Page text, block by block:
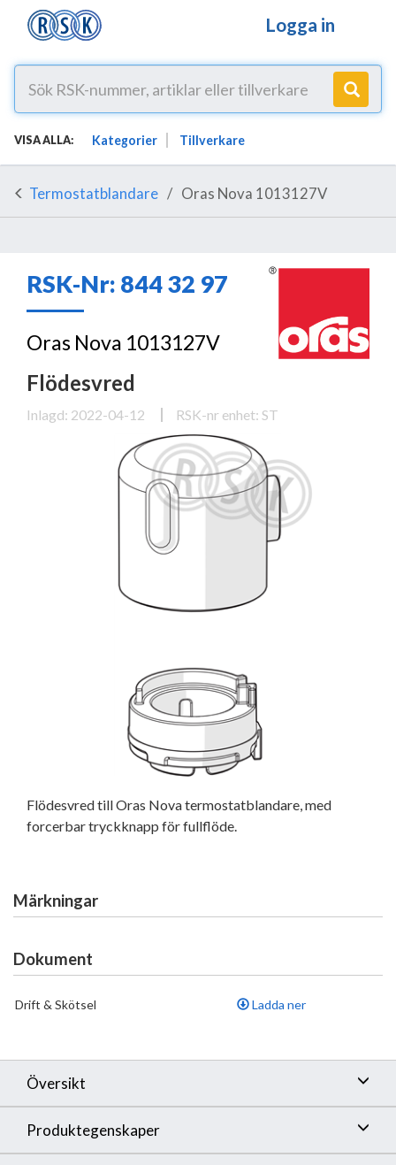
Logga in
VISA ALLA: Kategorier Tillverkare
Termostatblandare Oras Nova 1013127V
RSK-Nr: 844 32 97
Oras Nova 1013127V
Flödesvred
Inlagd: 2022-04-12 RSK-nr enhet: ST
Flödesvred till Oras Nova termostatblandare, med
forcerbar tryckknapp för fullflöde.
Märkningar
Dokument
Drift & Skötsel Ladda ner
Översikt
Produktegenskaper